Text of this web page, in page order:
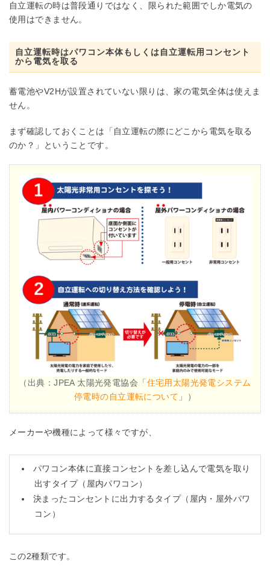
自立運転の時は普段通りではなく、限られた範囲でしか電気の
使用はできません。
自立運転時はパワコン本体もしくは自立運転用コンセント
から電気を取る
蓄電池やV2Hが設置されていない限りは、家の電気全体は使えま
せん。
まず確認しておくことは「自立運転の際にどこから電気を取る
のか？」ということです。
（出典：JPEA 太陽光発電協会「 住宅用太陽光発電システム
停電時の自立運転について 」）
メーカーや機種によって様々ですが、
パワコン本体に直接コンセントを差し込んで電気を取り
出すタイプ（屋内パワコン）
決まったコンセントに出力するタイプ（屋内・屋外パワ
コン）
この2種類です。